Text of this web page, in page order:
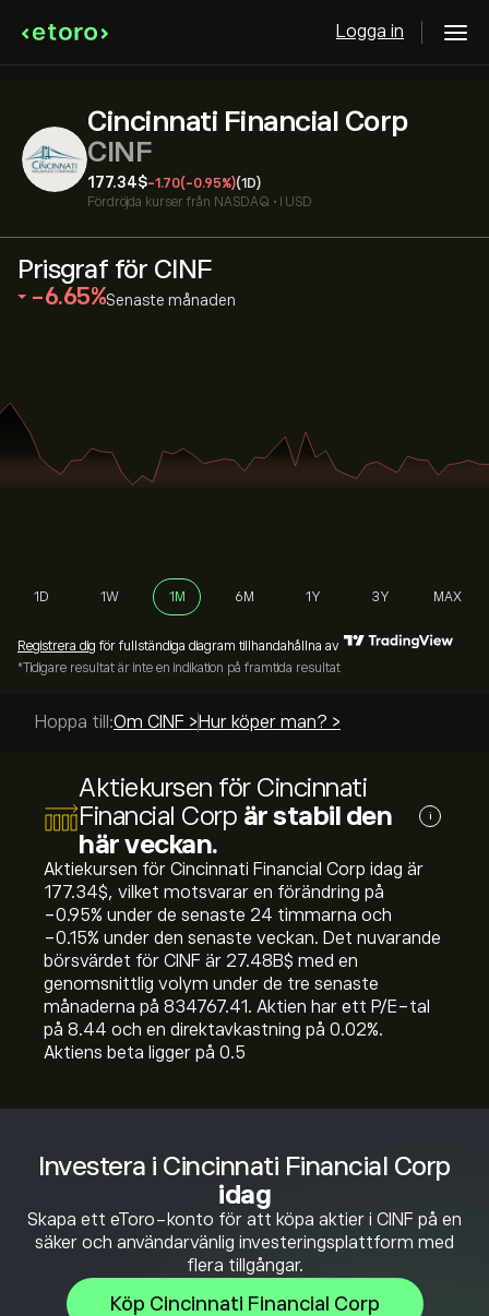
Logga in
Cincinnati Financial Corp
CINF
177.34‎$‎-1.70(-0.95%)(1D)
Fördröjda kurser från NASDAQ • i USD
Investera i Cincinnati Financial Corp
idag
Skapa ett eToro-konto för att köpa aktier i CINF på en
säker och användarvänlig investeringsplattform med
flera tillgångar.
Köp Cincinnati Financial Corp
Prisgraf för CINF
‎-6.65‎ Senaste månaden
1D 1W 1M 6M 1Y 3Y MAX
Registrera dig för fullständiga diagram tillhandahållna av
*Tidigare resultat är inte en indikation på framtida resultat
Hoppa till:Om CINF > Hur köper man? >
Aktiekursen för Cincinnati
Financial Corp är stabil den
här veckan.
i
Aktiekursen för Cincinnati Financial Corp idag är
177.34‎$‎, vilket motsvarar en förändring på
‎-0.95‎% under de senaste 24 timmarna och
‎-0.15‎% under den senaste veckan. Det nuvarande
börsvärdet för CINF är 27.48B‎$‎ med en
genomsnittlig volym under de tre senaste
månaderna på 834767.41. Aktien har ett P/E-tal
på 8.44 och en direktavkastning på 0.02%.
Aktiens beta ligger på 0.5